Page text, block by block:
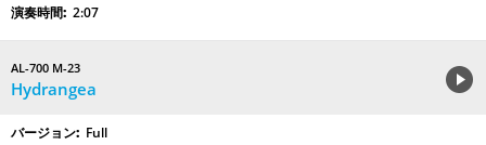
2:07
AL-700 M-23
Hydrangea
Full